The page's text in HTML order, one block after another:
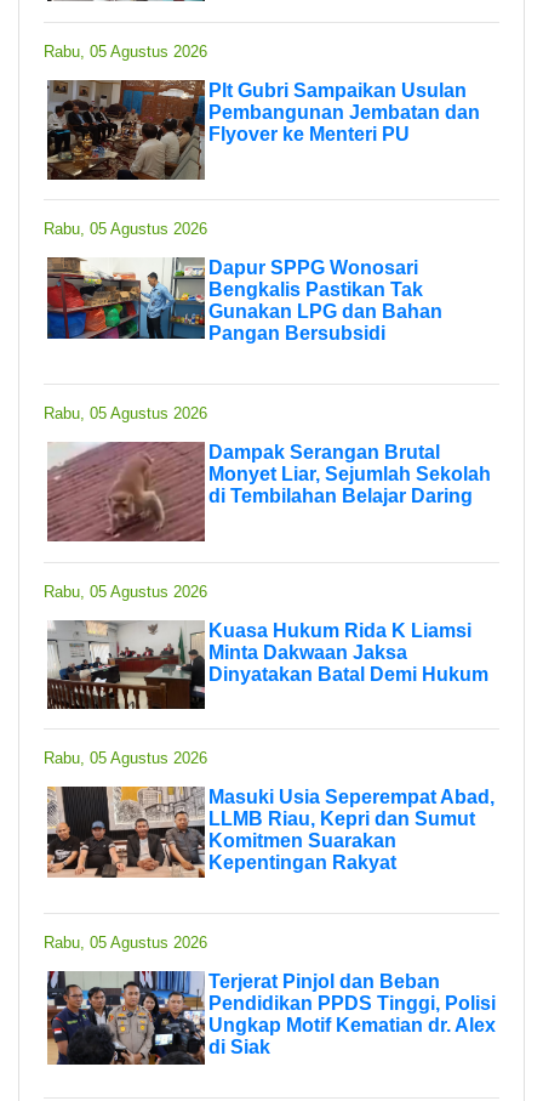
Rabu, 05 Agustus 2026
Plt Gubri Sampaikan Usulan
Pembangunan Jembatan dan
Flyover ke Menteri PU
Rabu, 05 Agustus 2026
Dapur SPPG Wonosari
Bengkalis Pastikan Tak
Gunakan LPG dan Bahan
Pangan Bersubsidi
Rabu, 05 Agustus 2026
Dampak Serangan Brutal
Monyet Liar, Sejumlah Sekolah
di Tembilahan Belajar Daring
Rabu, 05 Agustus 2026
Kuasa Hukum Rida K Liamsi
Minta Dakwaan Jaksa
Dinyatakan Batal Demi Hukum
Rabu, 05 Agustus 2026
Masuki Usia Seperempat Abad,
LLMB Riau, Kepri dan Sumut
Komitmen Suarakan
Kepentingan Rakyat
Rabu, 05 Agustus 2026
Terjerat Pinjol dan Beban
Pendidikan PPDS Tinggi, Polisi
Ungkap Motif Kematian dr. Alex
di Siak